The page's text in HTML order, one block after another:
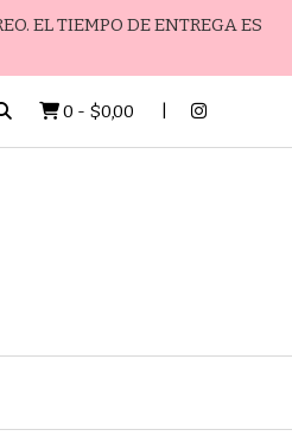
EL TIEMPO DE ENTREGA ES
0 - $0,00